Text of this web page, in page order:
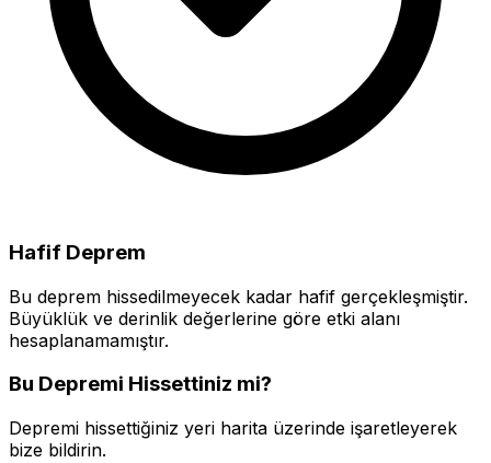
Hafif Deprem
Bu deprem hissedilmeyecek kadar hafif gerçekleşmiştir.
Büyüklük ve derinlik değerlerine göre etki alanı
hesaplanamamıştır.
Bu Depremi Hissettiniz mi?
Depremi hissettiğiniz yeri harita üzerinde işaretleyerek
bize bildirin.